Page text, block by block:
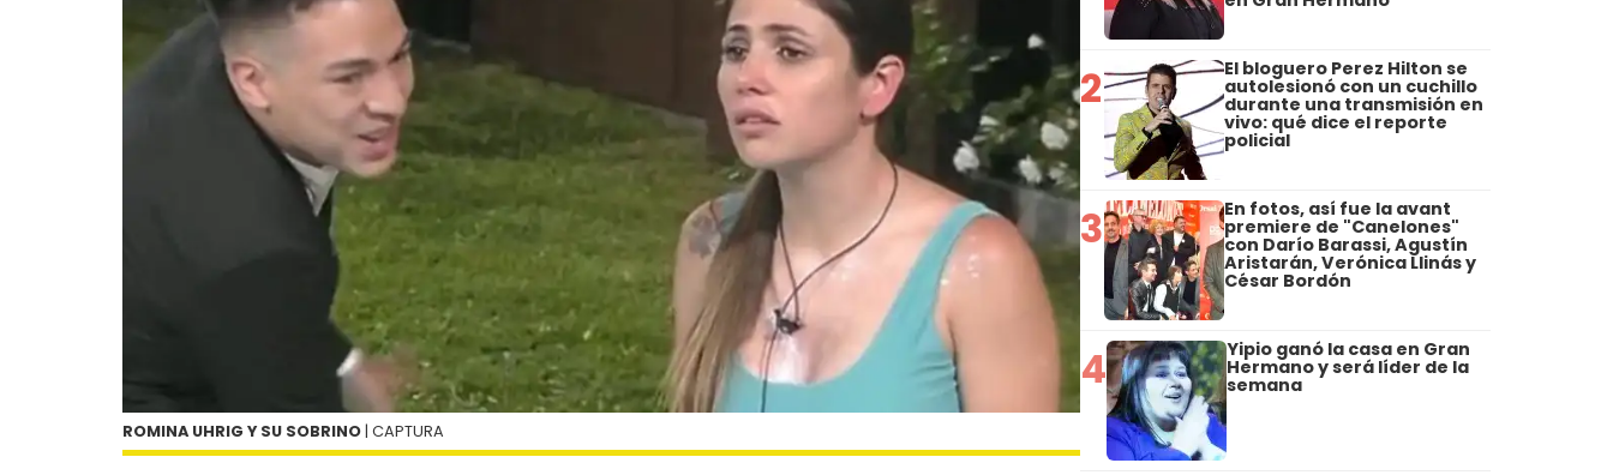
ROMINA UHRIG Y SU SOBRINO | CAPTURA
2 El bloguero Perez Hilton se
autolesionó con un cuchillo
durante una transmisión en
vivo: qué dice el reporte
policial
3 En fotos, así fue la avant
premiere de "Canelones"
con Darío Barassi, Agustín
Aristarán, Verónica Llinás y
César Bordón
4 Yipio ganó la casa en Gran
Hermano y será líder de la
semana